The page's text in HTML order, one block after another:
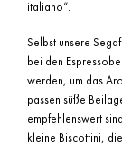
italiano“.
Selbst unsere
bei den
werden, um das
passen süße
empfehlenswert
kleine Biscottini,